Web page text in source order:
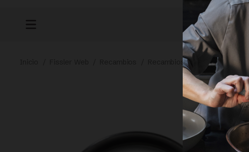
Recambios